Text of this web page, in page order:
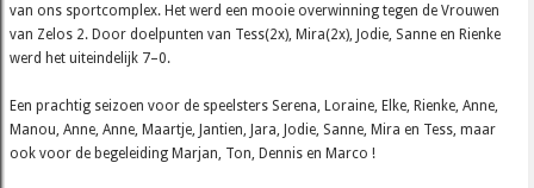
van ons sportcomplex. Het werd een mooie overwinning tegen de Vrouwen
van Zelos 2. Door doelpunten van Tess(2x), Mira(2x), Jodie, Sanne en Rienke
werd het uiteindelijk 7–0.
Een prachtig seizoen voor de speelsters Serena, Loraine, Elke, Rienke, Anne,
Manou, Anne, Anne, Maartje, Jantien, Jara, Jodie, Sanne, Mira en Tess, maar
ook voor de begeleiding Marjan, Ton, Dennis en Marco !